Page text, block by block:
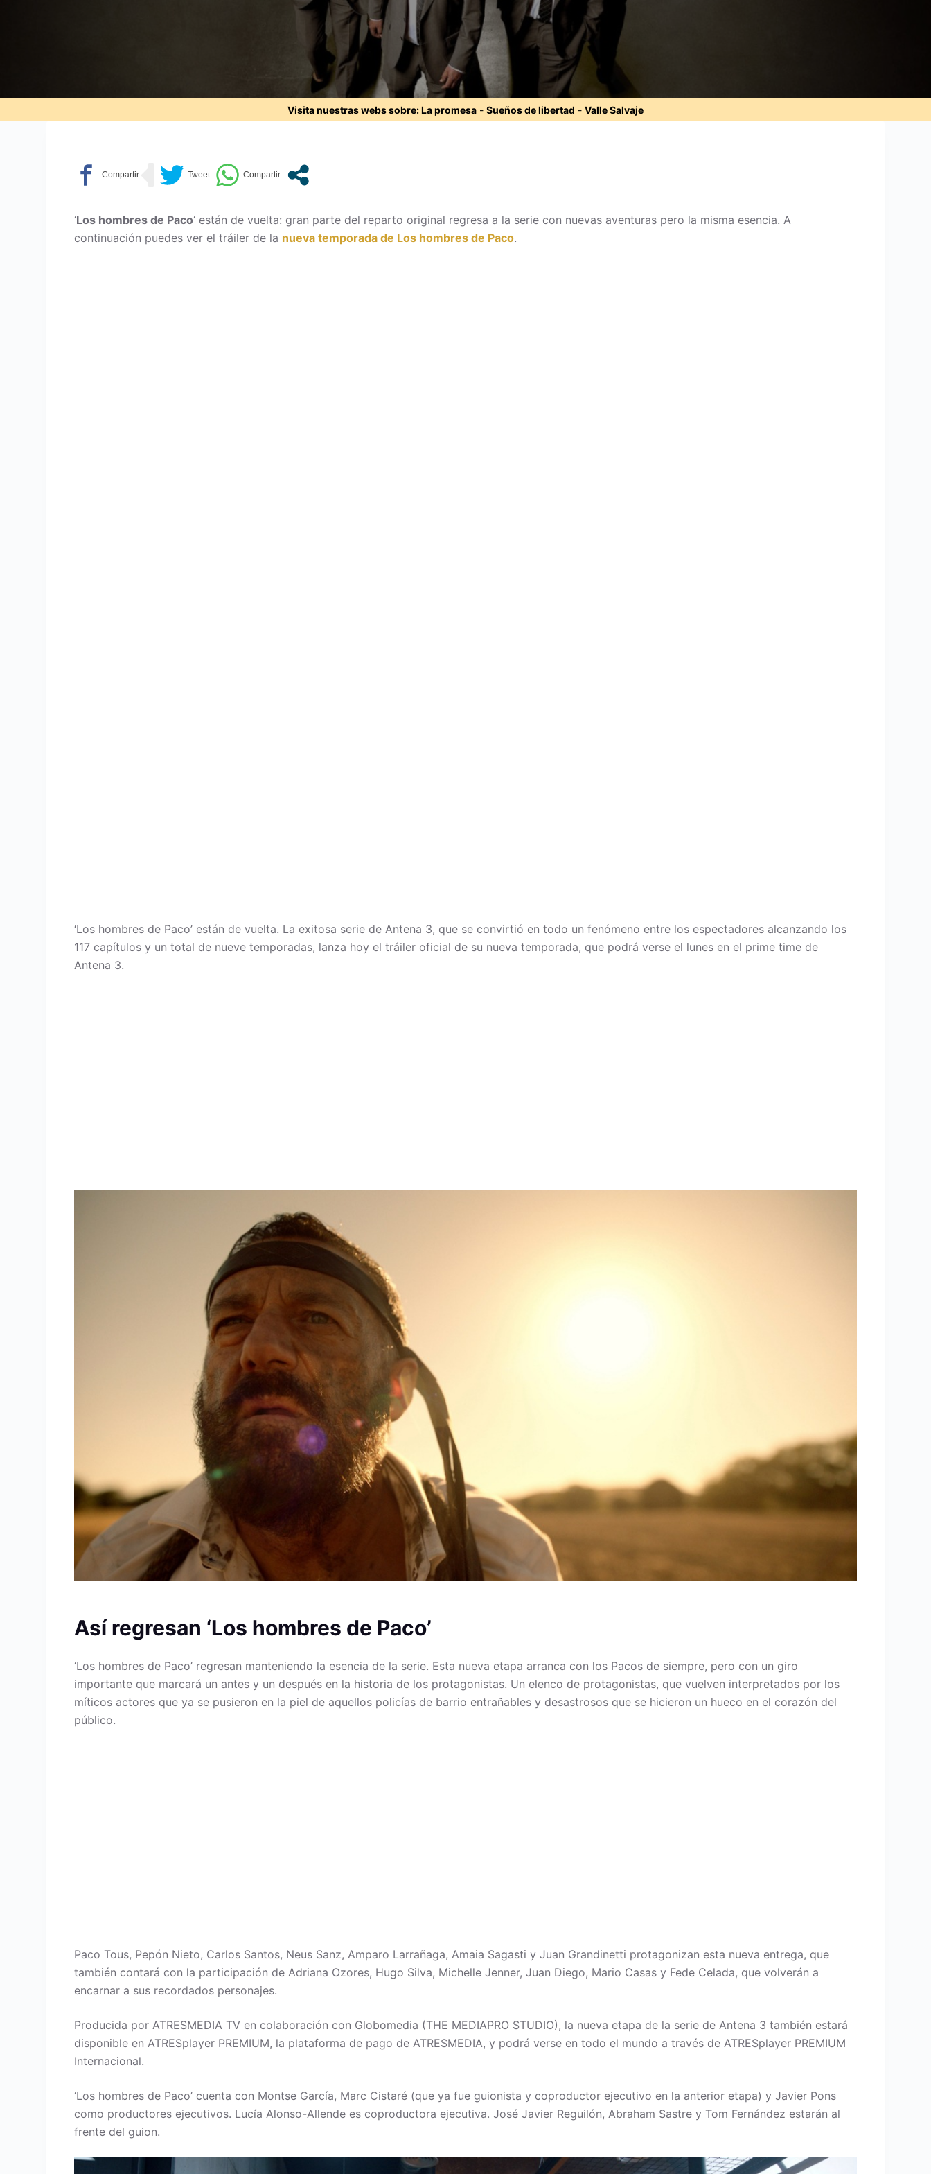
Visita nuestras webs sobre:La promesa - Sueños de libertad - Valle Salvaje
‘Los hombres de Paco‘ están de vuelta: gran parte del reparto original regresa a la serie con nuevas aventuras pero la misma esencia. A
continuación puedes ver el tráiler de la nueva temporada de Los hombres de Paco.
‘Los hombres de Paco’ están de vuelta. La exitosa serie de Antena 3, que se convirtió en todo un fenómeno entre los espectadores alcanzando los
117 capítulos y un total de nueve temporadas, lanza hoy el tráiler oficial de su nueva temporada, que podrá verse el lunes en el prime time de
Antena 3.
Así regresan ‘Los hombres de Paco’
‘Los hombres de Paco’ regresan manteniendo la esencia de la serie. Esta nueva etapa arranca con los Pacos de siempre, pero con un giro
importante que marcará un antes y un después en la historia de los protagonistas. Un elenco de protagonistas, que vuelven interpretados por los
míticos actores que ya se pusieron en la piel de aquellos policías de barrio entrañables y desastrosos que se hicieron un hueco en el corazón del
público.
Paco Tous, Pepón Nieto, Carlos Santos, Neus Sanz, Amparo Larrañaga, Amaia Sagasti y Juan Grandinetti protagonizan esta nueva entrega, que
también contará con la participación de Adriana Ozores, Hugo Silva, Michelle Jenner, Juan Diego, Mario Casas y Fede Celada, que volverán a
encarnar a sus recordados personajes.
Producida por ATRESMEDIA TV en colaboración con Globomedia (THE MEDIAPRO STUDIO), la nueva etapa de la serie de Antena 3 también estará
disponible en ATRESplayer PREMIUM, la plataforma de pago de ATRESMEDIA, y podrá verse en todo el mundo a través de ATRESplayer PREMIUM
Internacional.
‘Los hombres de Paco’ cuenta con Montse García, Marc Cistaré (que ya fue guionista y coproductor ejecutivo en la anterior etapa) y Javier Pons
como productores ejecutivos. Lucía Alonso-Allende es coproductora ejecutiva. José Javier Reguilón, Abraham Sastre y Tom Fernández estarán al
frente del guion.